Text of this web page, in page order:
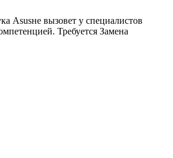
Asusне вызовет у специалистов
Требуется Замена